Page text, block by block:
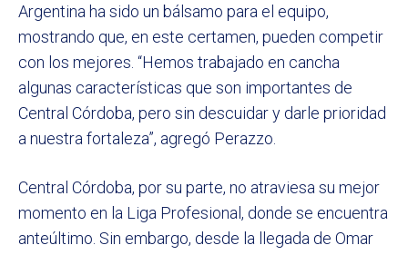
Argentina ha sido un bálsamo para el equipo,
mostrando que, en este certamen, pueden competir
con los mejores. “Hemos trabajado en cancha
algunas características que son importantes de
Central Córdoba, pero sin descuidar y darle prioridad
a nuestra fortaleza”, agregó Perazzo.
Central Córdoba, por su parte, no atraviesa su mejor
momento en la Liga Profesional, donde se encuentra
anteúltimo. Sin embargo, desde la llegada de Omar